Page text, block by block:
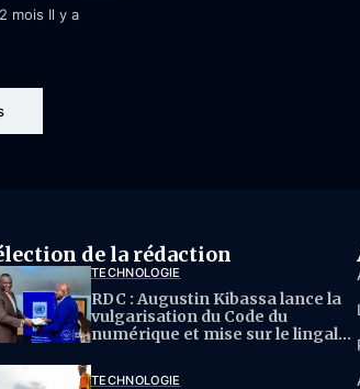
2 mois Il y a
de la rédaction
TECHNOLOGIE
RDC : Augustin Kibassa lance la
vulgarisation du Code du
numérique et mise sur le lingala
TECHNOLOGIE